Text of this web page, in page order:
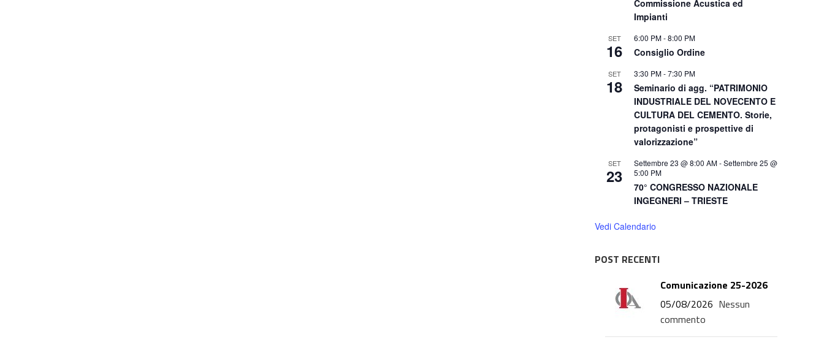
Commissione Acustica ed
Impianti
SET
16
6:00 PM-8:00 PM
Consiglio Ordine
SET
18
3:30 PM-7:30 PM
Seminario di agg. “PATRIMONIO
INDUSTRIALE DEL NOVECENTO E
CULTURA DEL CEMENTO. Storie,
protagonisti e prospettive di
valorizzazione”
SET
23
Settembre 23 @ 8:00 AM-Settembre 25 @
5:00 PM
70° CONGRESSO NAZIONALE
INGEGNERI – TRIESTE
Vedi Calendario
POST RECENTI
Comunicazione 25-2026
05/08/2026 Nessun
commento